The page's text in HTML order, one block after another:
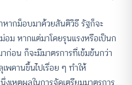
หากม็อบมาด้วยสันติวิธี รัฐก็จะ
อม หากแต่มาโดยรุนแรงหรือเป็นก
ก่อน ก็จะมีมาตรการที่เข้มข้นกว่า
พดานขึ้นไปเรื่อย ๆ ทำให้